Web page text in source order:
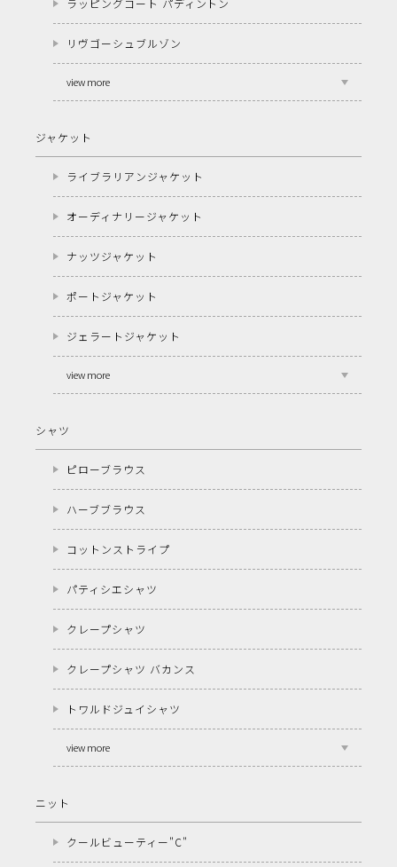
リヴゴーシュブルゾン
view more
ジャケット
ライブラリアンジャケット
オーディナリージャケット
ナッツジャケット
ポートジャケット
ジェラートジャケット
view more
シャツ
ピローブラウス
ハーブブラウス
コットンストライプ
パティシエシャツ
クレープシャツ
クレープシャツ バカンス
トワルドジュイシャツ
view more
ニット
クールビューティー"C"